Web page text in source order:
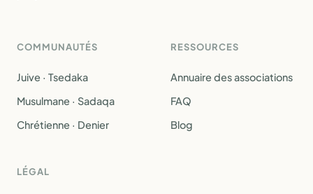
COMMUNAUTÉS
Juive · Tsedaka
Musulmane · Sadaqa
Chrétienne · Denier
RESSOURCES
Annuaire des associations
FAQ
Blog
LÉGAL